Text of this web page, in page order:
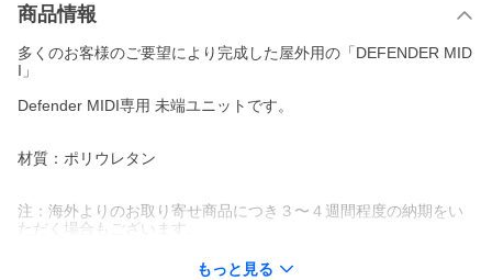
商品情報
多くのお客様のご要望により完成した屋外用の「DEFENDER MID
I」
Defender MIDI専用 未端ユニットです。
材質：ポリウレタン
注：海外よりのお取り寄せ商品につき３〜４週間程度の納期をい
ただく場合もございます。
もっと見る